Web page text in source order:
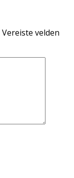
Vereiste velden